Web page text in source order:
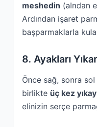
meshedin (alndan
Ardından işaret
başparmaklarla
8. Ayakları
Önce sağ, sonra sol
birlikte üç kez
elinizin serçe